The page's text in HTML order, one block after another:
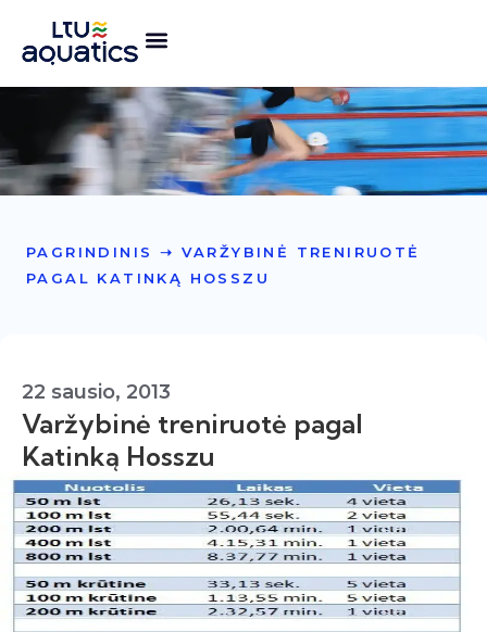
PAGRINDINIS ➝ VARŽYBINĖ TRENIRUOTĖ
PAGAL KATINKĄ HOSSZU
22 sausio, 2013
Varžybinė treniruotė pagal
Katinką Hosszu